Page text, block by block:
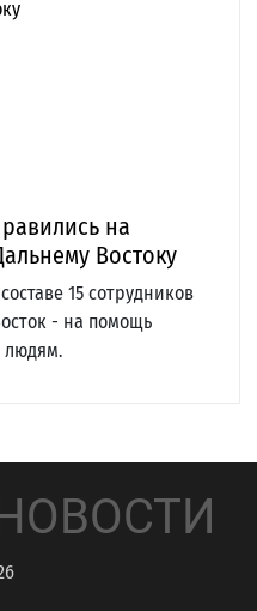
на
Востоку
15 сотрудников
- на помощь
людям.